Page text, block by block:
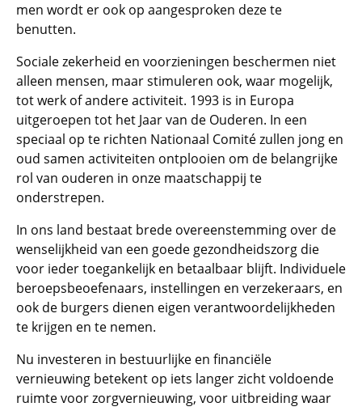
men wordt er ook op aangesproken deze te
benutten.
Sociale zekerheid en voorzieningen beschermen niet
alleen mensen, maar stimuleren ook, waar mogelijk,
tot werk of andere activiteit. 1993 is in Europa
uitgeroepen tot het Jaar van de Ouderen. In een
speciaal op te richten Nationaal Comité zullen jong en
oud samen activiteiten ontplooien om de belangrijke
rol van ouderen in onze maatschappij te
onderstrepen.
In ons land bestaat brede overeenstemming over de
wenselijkheid van een goede gezondheidszorg die
voor ieder toegankelijk en betaalbaar blijft. Individuele
beroepsbeoefenaars, instellingen en verzekeraars, en
ook de burgers dienen eigen verantwoordelijkheden
te krijgen en te nemen.
Nu investeren in bestuurlijke en financiële
vernieuwing betekent op iets langer zicht voldoende
ruimte voor zorgvernieuwing, voor uitbreiding waar